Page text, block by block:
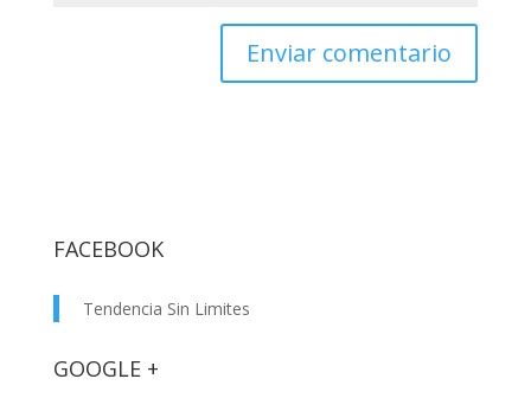
FACEBOOK
Tendencia Sin Limites
GOOGLE +